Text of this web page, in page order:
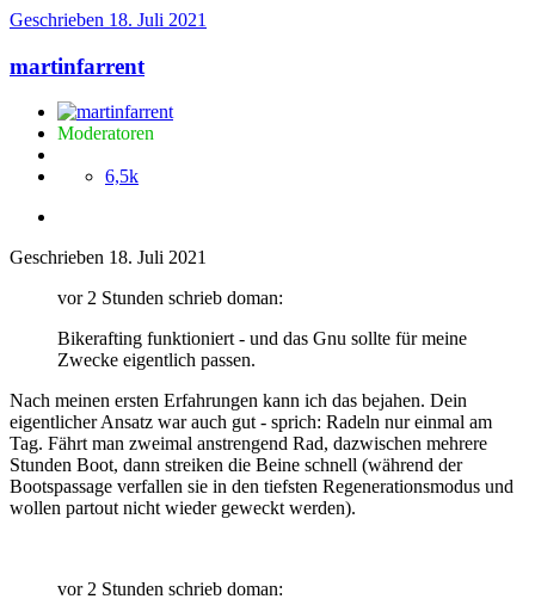
Geschrieben 18. Juli 2021
martinfarrent
Moderatoren
6,5k
Geschrieben 18. Juli 2021
vor 2 Stunden schrieb doman:
Bikerafting funktioniert - und das Gnu sollte für meine
Zwecke eigentlich passen.
Nach meinen ersten Erfahrungen kann ich das bejahen. Dein
eigentlicher Ansatz war auch gut - sprich: Radeln nur einmal am
Tag. Fährt man zweimal anstrengend Rad, dazwischen mehrere
Stunden Boot, dann streiken die Beine schnell (während der
Bootspassage verfallen sie in den tiefsten Regenerationsmodus und
wollen partout nicht wieder geweckt werden).
vor 2 Stunden schrieb doman: